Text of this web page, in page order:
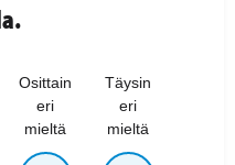
Osittain
eri
mieltä
Täysin
eri
mieltä